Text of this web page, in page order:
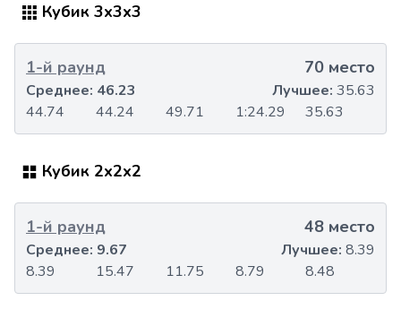
Кубик 3x3x3
1-й раунд 70 место
44.74 44.24 49.71 1:24.29 35.63
Среднее: 46.23 Лучшее: 35.63
Кубик 2x2x2
1-й раунд 48 место
8.39 15.47 11.75 8.79 8.48
Среднее: 9.67 Лучшее: 8.39